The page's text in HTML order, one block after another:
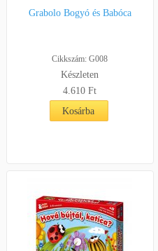
Grabolo Bogyó és Babóca
Cikkszám: G008
Készleten
4.610 Ft
Kosárba